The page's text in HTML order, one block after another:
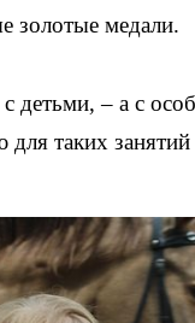
золотые медали.
с детьми, – а с
таких